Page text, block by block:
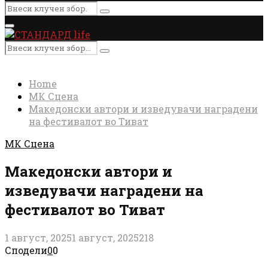
Search
for:
Search
Primary
Menu
Search
for:
Search
Home
МК Сцена
Македонски автори и изведувачи наградени
на фестивалот во Тиват
МК Сцена
Македонски автори и
изведувачи наградени на
фестивалот во Тиват
1 август, 20251 август, 2025218
Сподели00